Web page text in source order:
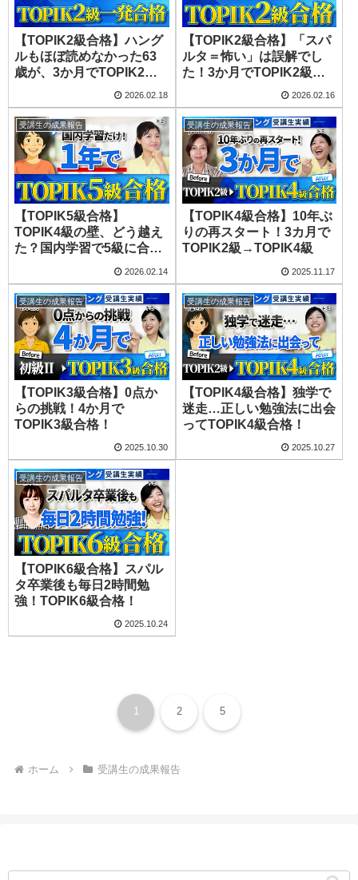
【TOPIK2級合格】ハング
ルもほぼ読めなかった63
歳が、3か月でTOPIK2級
2026.02.18
【TOPIK2級合格】「スパ
ルタ＝怖い」は誤解でし
た！3か月でTOPIK2級に
2026.02.16
受講生の成果報告
【TOPIK5級合格】
TOPIK4級の壁、どう越え
た？国内学習で5級に合格
2026.02.14
受講生の成果報告
【TOPIK4級合格】10年ぶ
りの再スタート！3カ月で
TOPIK2級→TOPIK4級
2025.11.17
受講生の成果報告
【TOPIK3級合格】0点か
らの挑戦！4か月で
TOPIK3級合格！
2025.10.30
受講生の成果報告
【TOPIK4級合格】独学で
迷走…正しい勉強法に出会
ってTOPIK4級合格！
2025.10.27
受講生の成果報告
【TOPIK6級合格】スパル
タ卒業後も毎日2時間勉
強！TOPIK6級合格！
2025.10.24
1 2 5
ホーム 受講生の成果報告